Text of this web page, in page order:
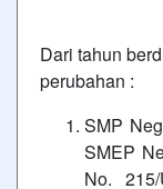
Dari tahun
perubahan :
SMP
SMEP
No.